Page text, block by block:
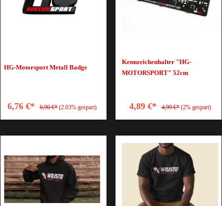
HG-Motorsport Metall Badge
6,76 €* 6,90 €* (2.03% gespart)
Kennzeichenhalter "HG-
MOTORSPORT" 52cm
4,89 €* 4,99 €* (2% gespart)